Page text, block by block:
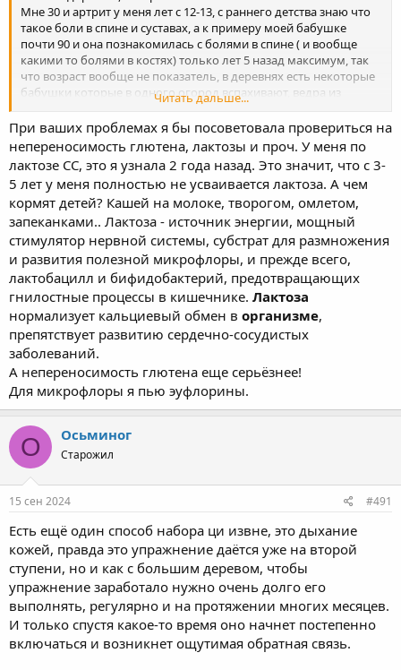
Мне 30 и артрит у меня лет с 12-13, с раннего детства знаю что
такое боли в спине и суставах, а к примеру моей бабушке
почти 90 и она познакомилась с болями в спине ( и вообще
какими то болями в костях) только лет 5 назад максимум, так
что возраст вообще не показатель, в деревнях есть некоторые
бабушки которые в одного огород вспахивают, ведра из
колодцев тащат и особо при этом не напрягаются, а если к
примеру я в полусогнутом виде поползаю по грядкам, спина и
колени колом встанут минут за 10, мне достаточно минут на 5
перегнуться в ванну чтобы голову помыть и я с трудом
разгибаюсь обратно)
Это я всё к тому, что не всегда то что кажется легко выполнимо
для одних, так же легко для других, то что какое то
упражнение легко выполняет бабушка 60 лет, не значит что
сможет сделать более молодой человек, возможно у бабушки
просто никогда не было артрита и проблем с костями, поэтому
для нее ничего не стоит несчастные 30-50 минут в дереве
постоять, лет 5 назад и я бы смог постоять пока болезнь еще
так не прогрессировала, года 4 назад я еще умудрялся даже
спортом заниматься несмотря на артрит.
Позаниматься с инструктором пока возможности нет от слова
Полностью прочитал первую книгу в самом свежем издании,
про сидячее дерево к сожалению не написано, если я конечно
ничего не путаю.
Так же посмотрел семинары на ютубе по каждой ступени, тоже
ничего не слышал там про сидячее дерево, хорошо что
написал сюда и узнал от людей что Сюй Минтан все таки
Возможно в моем случае есть смысл использовать для себя
вместо дерева другие упражнения по набору энергии в нижний
даньтянь ( в книге такие упражнения есть и не одно) + сделать
упор на ян-цы и дополнительные упражнения по открытию
каналов.
Читать дальше...
При ваших проблемах я бы посоветовала провериться на
непереносимость глютена, лактозы и проч. У меня по
лактозе СС, это я узнала 2 года назад. Это значит, что с 3-
5 лет у меня полностью не усваивается лактоза. А чем
кормят детей? Кашей на молоке, творогом, омлетом,
запеканками.. Лактоза - источник энергии, мощный
стимулятор нервной системы, субстрат для размножения
и развития полезной микрофлоры, и прежде всего,
лактобацилл и бифидобактерий, предотвращающих
гнилостные процессы в кишечнике. Лактоза
нормализует кальциевый обмен в организме,
препятствует развитию сердечно-сосудистых
заболеваний.
А непереносимость глютена еще серьёзнее!
Для микрофлоры я пью эуфлорины.
О Осьминог
Старожил
15 сен 2024 #491
Есть ещё один способ набора ци извне, это дыхание
кожей, правда это упражнение даётся уже на второй
ступени, но и как с большим деревом, чтобы
упражнение заработало нужно очень долго его
выполнять, регулярно и на протяжении многих месяцев.
И только спустя какое-то время оно начнет постепенно
включаться и возникнет ощутимая обратная связь.